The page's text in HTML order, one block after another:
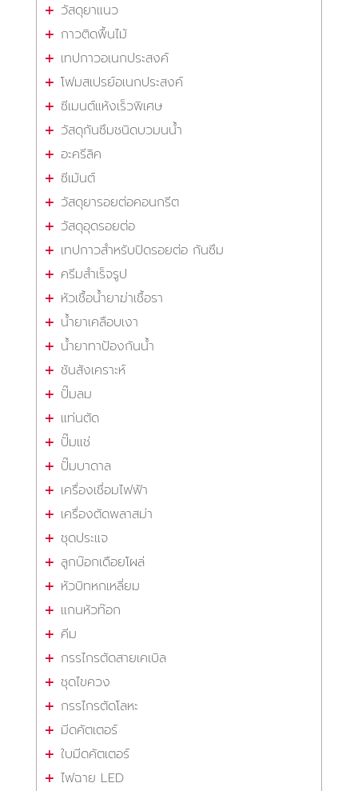
วัสดุยาแนว
กาวติดพื้นไม้
เทปกาวอเนกประสงค์
โฟมสเปรย์อเนกประสงค์
ซีเมนต์แห้งเร็วพิเศษ
วัสดุกันซึมชนิดบวมนน้ำ
อะครีลิค
ซีเม้นต์
วัสดุยารอยต่อคอนกรีต
วัสดุอุดรอยต่อ
เทปกาวสำหรับปิดรอยต่อ กันซึม
ครีมสำเร็จรูป
หัวเชื้อน้ำยาฆ่าเชื้อรา
น้ำยาเคลือบเงา
น้ำยาทาป้องกันน้ำ
ชันสังเคราะห์
ปั๊มลม
แท่นตัด
ปั๊มแช่
ปั๊มบาดาล
เครื่องเชื่อมไฟฟ้า
เครื่องตัดพลาสม่า
ชุดประแจ
ลูกบ๊อกเดือยโผล่
หัวบิทหกเหลี่ยม
แกนหัวท๊อก
คีม
กรรไกรตัดสายเคเบิล
ชุดไขควง
กรรไกรตัดโลหะ
มีดคัตเตอร์
ใบมีดคัตเตอร์
ไฟฉาย LED